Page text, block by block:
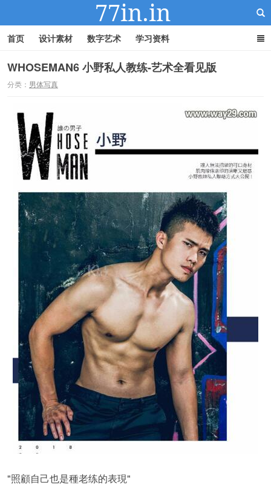
首页 设计素材 数字艺术 学习资料
WHOSEMAN6 小野私人教练-艺术全看见版
分类： 男体写真
"照顧自己也是種老练的表現"